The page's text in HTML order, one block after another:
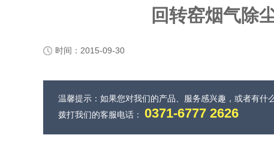
回转窑烟气除
时间：2015-09-30
温馨提示：如果您对我们的产品、服务感兴趣，或者有什
拨打我们的客服电话： 0371-6777 2626